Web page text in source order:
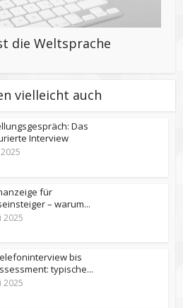
die Weltsprache
vielleicht auch
Das
Interview
für
– warum...
2025
bis
typische...
2025